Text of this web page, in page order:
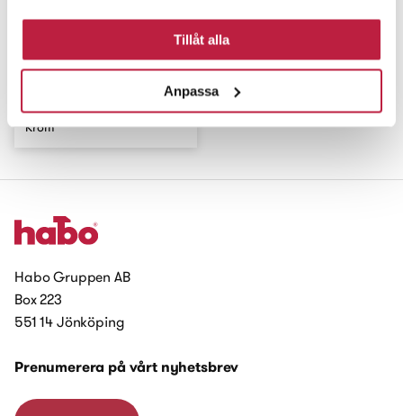
Tillåt alla
Anpassa
Låshus för skjutdörr 64249
Krom
Habo Gruppen AB
Box 223
551 14 Jönköping
Prenumerera på vårt nyhetsbrev